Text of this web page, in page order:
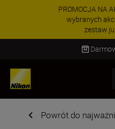
PROMOCJA NA
wybranych
zestaw już
Dostawa od 2
Powrót do